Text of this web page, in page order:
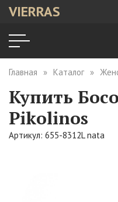
VIERRAS
Главная Каталог
Купить
Pikolinos
Артикул: 655-8312L nata